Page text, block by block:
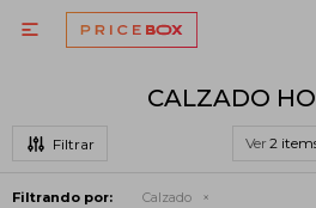

CALZADO
Ver
Filtrando por: Calzado